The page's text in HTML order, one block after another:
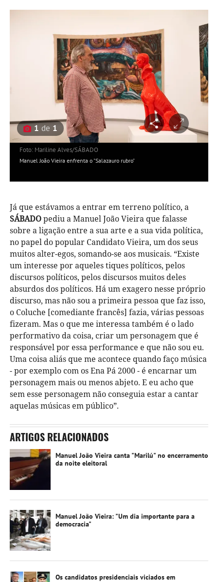
1 de 1
Manuel João Vieira enfrenta o "Salazauro rubro"
Foto: Mariline Alves/SÁBADO
Já que estávamos a entrar em terreno político, a
SÁBADOpediu a Manuel João Vieira que falasse
sobre a ligação entre a sua arte e a sua vida política,
no papel do popular Candidato Vieira, um dos seus
muitos alter-egos, somando-se aos musicais. “Existe
um interesse por aqueles tiques políticos, pelos
discursos políticos, pelos discursos muitos deles
absurdos dos políticos. Há um exagero nesse próprio
discurso, mas não sou a primeira pessoa que faz isso,
o Coluche [comediante francês] fazia, várias pessoas
fizeram. Mas o que me interessa também é o lado
performativo da coisa, criar um personagem que é
responsável por essa performance e que não sou eu.
Uma coisa aliás que me acontece quando faço música
- por exemplo com os Ena Pá 2000 - é encarnar um
personagem mais ou menos abjeto. E eu acho que
sem esse personagem não conseguia estar a cantar
aquelas músicas em público”.
ARTIGOS RELACIONADOS
Manuel João Vieira canta "Marilú" no encerramento
da noite eleitoral
Manuel João Vieira: "Um dia importante para a
democracia"
Os candidatos presidenciais viciados em